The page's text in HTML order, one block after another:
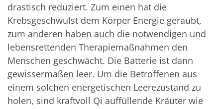
drastisch reduziert. Zum einen hat die
Krebsgeschwulst dem Körper Energie geraubt,
zum anderen haben auch die notwendigen und
lebensrettenden Therapiemaßnahmen den
Menschen geschwächt. Die Batterie ist dann
gewissermaßen leer. Um die Betroffenen aus
einem solchen energetischen Leerezustand zu
holen, sind kraftvoll Qi auffüllende Kräuter wie